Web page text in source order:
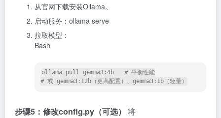
从官网下载安装Ollama。
启动服务：ollama serve
拉取模型：
Bash
ollama pull gemma3:4b   # 平衡性能
# 或 gemma3:12b（更高配置）、gemma3:1b（轻量）
步骤5：修改config.py（可选） 将